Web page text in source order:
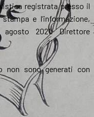
registrata presso il
e l’informazione,
2021. Direttore
non sono generati con